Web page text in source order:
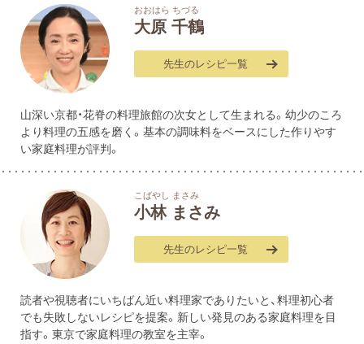
おおはら ちづる
大原 千鶴
先生のレシピ一覧
山深い京都・花脊の料理旅館の次女として生まれる。幼少のころ
より料理の五感を磨く。基本の調味料をベースにした作りやす
い家庭料理が評判。
こばやし まさみ
小林 まさみ
先生のレシピ一覧
読者や視聴者にいちばん近い料理家でありたいと、料理初心者
でも失敗しないレシピを提案。新しい発見のある家庭料理を目
指す。東京で家庭料理の教室を主宰。